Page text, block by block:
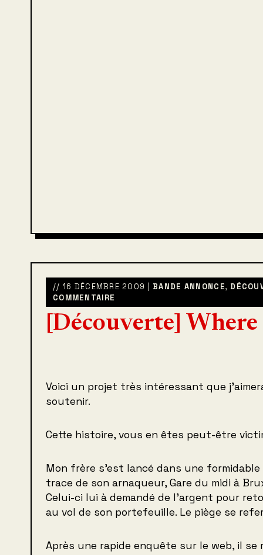
// 16 DÉCEMBRE 2009 | BANDE ANNONCE,
COMMENTAIRE
[Découverte]
Voici un projet très intéressant que
soutenir.
Cette histoire, vous en êtes peut-être
Mon frère s’est lancé dans une
trace de son arnaqueur, Gare du midi à
Celui-ci lui à demandé de l’argent pour
au vol de son portefeuille. Le piège se
Après une rapide enquête sur le web, il se